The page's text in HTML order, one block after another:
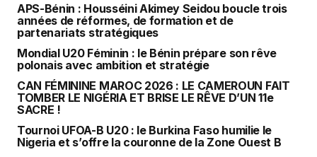
APS-Bénin : Housséini Akimey Seidou boucle trois
années de réformes, de formation et de
partenariats stratégiques
Mondial U20 Féminin : le Bénin prépare son rêve
polonais avec ambition et stratégie
CAN FÉMININE MAROC 2026 : LE CAMEROUN FAIT
TOMBER LE NIGÉRIA ET BRISE LE RÊVE D’UN 11e
SACRE !
Tournoi UFOA-B U20 : le Burkina Faso humilie le
Nigeria et s’offre la couronne de la Zone Ouest B